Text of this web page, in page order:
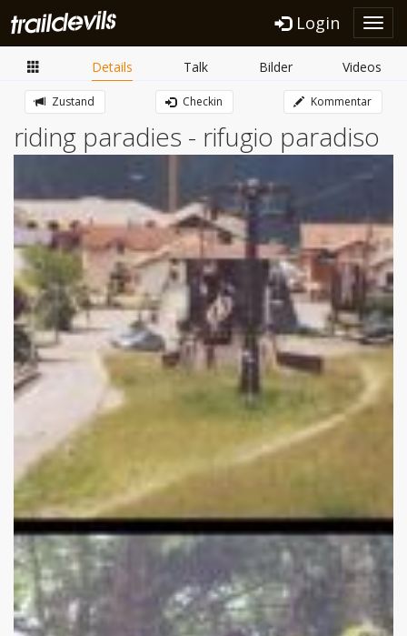
Login
Details Talk Bilder Videos
Zustand Checkin Kommentar
riding paradies - rifugio paradiso